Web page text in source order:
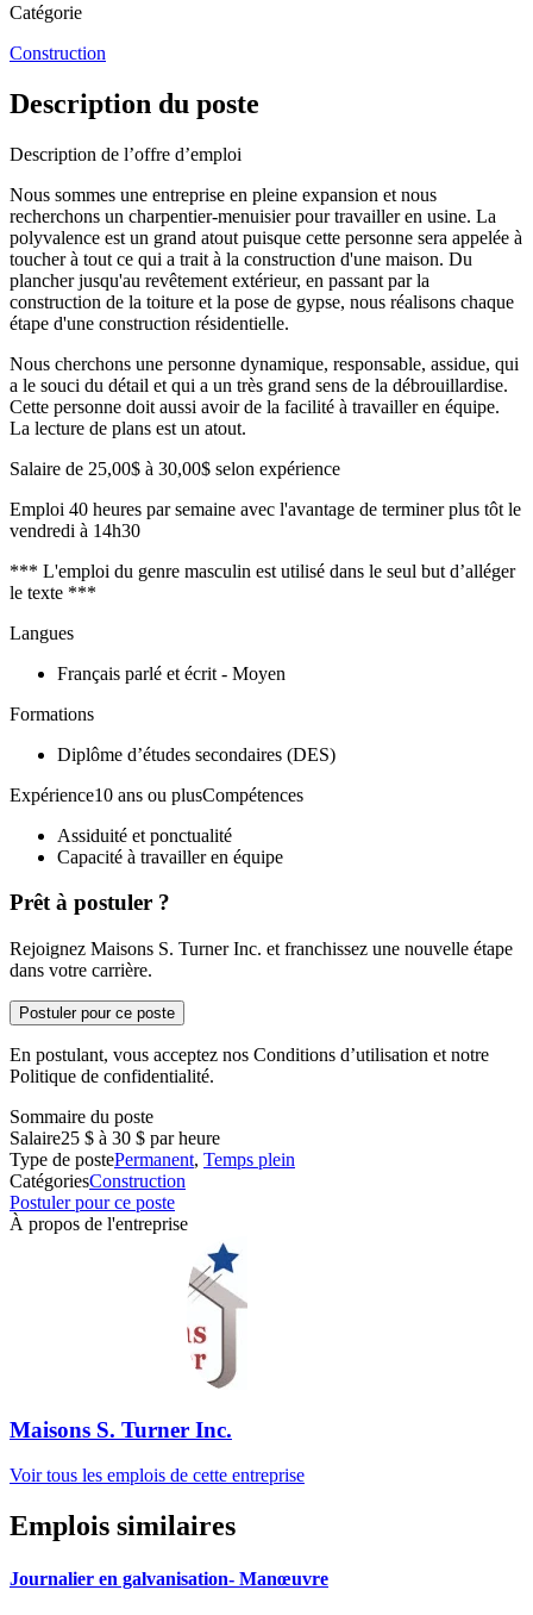
Catégorie
Construction
Description du poste
Description de l’offre d’emploi
Nous sommes une entreprise en pleine expansion et nous
recherchons un charpentier-menuisier pour travailler en usine. La
polyvalence est un grand atout puisque cette personne sera appelée à
toucher à tout ce qui a trait à la construction d'une maison. Du
plancher jusqu'au revêtement extérieur, en passant par la
construction de la toiture et la pose de gypse, nous réalisons chaque
étape d'une construction résidentielle.
Nous cherchons une personne dynamique, responsable, assidue, qui
a le souci du détail et qui a un très grand sens de la débrouillardise.
Cette personne doit aussi avoir de la facilité à travailler en équipe.
La lecture de plans est un atout.
Salaire de 25,00$ à 30,00$ selon expérience
Emploi 40 heures par semaine avec l'avantage de terminer plus tôt le
vendredi à 14h30
*** L'emploi du genre masculin est utilisé dans le seul but d’alléger
le texte ***
Langues
Français parlé et écrit - Moyen
Formations
Diplôme d’études secondaires (DES)
Expérience10 ans ou plusCompétences
Assiduité et ponctualité
Capacité à travailler en équipe
Prêt à postuler ?
Rejoignez Maisons S. Turner Inc. et franchissez une nouvelle étape
dans votre carrière.
Postuler pour ce poste
En postulant, vous acceptez nos Conditions d’utilisation et notre
Politique de confidentialité.
Sommaire du poste
Salaire25 $ à 30 $ par heure
Type de postePermanent, Temps plein
CatégoriesConstruction
Postuler pour ce poste
À propos de l'entreprise
Maisons S. Turner Inc.
Voir tous les emplois de cette entreprise
Emplois similaires
Journalier en galvanisation- Manœuvre